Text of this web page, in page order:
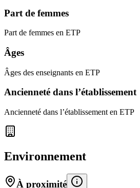
Part de femmes
Part de femmes en ETP
Âges
Âges des enseignants en ETP
Ancienneté dans l’établissement
Ancienneté dans l’établissement en ETP
Environnement
À proximité